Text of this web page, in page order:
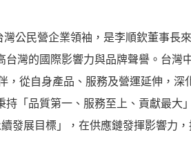
公民營企業領袖，是李順欽董事長
灣的國際影響力與品牌聲譽。台灣
，從自身產品、服務及營運延伸，
「品質第一、服務至上、貢獻最大
發展目標」，在供應鏈發揮影響力